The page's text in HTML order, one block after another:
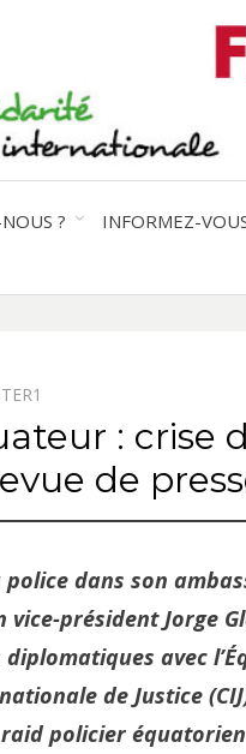
? INFORMEZ-
: crise
de
dans son
président Jorge
avec
de Justice
policier